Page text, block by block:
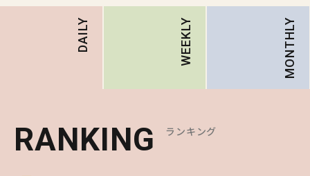
DAILY WEEKLY MONTHLY
RANKING ランキング
RANKING ランキング
RANKING ランキング